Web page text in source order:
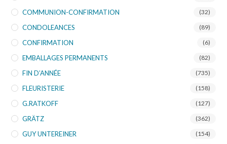
COMMUNION-CONFIRMATION (32)
CONDOLEANCES (89)
CONFIRMATION (6)
EMBALLAGES PERMANENTS (82)
FIN D’ANNÉE (735)
FLEURISTERIE (158)
G.RATKOFF (127)
GRÄTZ (362)
GUY UNTEREINER (154)